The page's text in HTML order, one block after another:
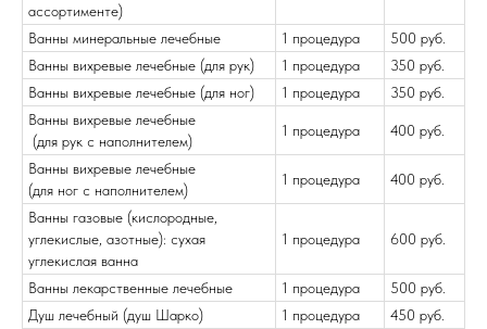
ассортименте)
Ванны минеральные лечебные 1 процедура
500 руб.
Ванны вихревые лечебные (для рук)
1 процедура
350 руб.
Ванны вихревые лечебные (для ног)
1 процедура
350 руб.
Ванны вихревые лечебные
(для рук с наполнителем)
1 процедура 400 руб.
Ванны вихревые лечебные
(для ног с наполнителем)
1 процедура 400 руб.
Ванны газовые (кислородные,
углекислые, азотные): сухая
углекислая ванна
1 процедура 600 руб.
Ванны лекарственные лечебные 1 процедура
500 руб.
Душ лечебный (душ Шарко)
1 процедура
450 руб.